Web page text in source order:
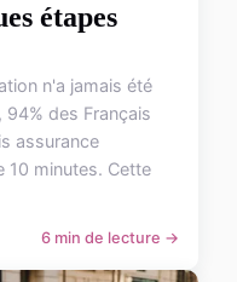
étapes
n'a jamais été
94% des Français
assurance
10 minutes. Cette
6 min de lecture →